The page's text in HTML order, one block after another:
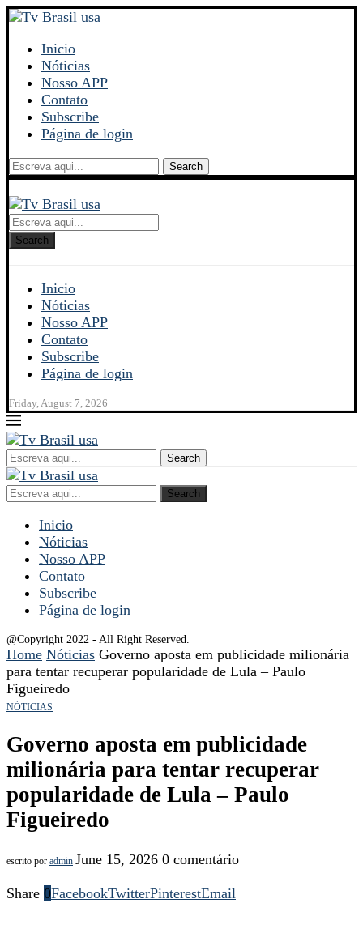
Inicio
Nóticias
Nosso APP
Contato
Subscribe
Página de login
Search
Search
Inicio
Nóticias
Nosso APP
Contato
Subscribe
Página de login
Friday, August 7, 2026
Search
Search
Inicio
Nóticias
Nosso APP
Contato
Subscribe
Página de login
@Copyright 2022 - All Right Reserved.
Home Nóticias Governo aposta em publicidade milionária
para tentar recuperar popularidade de Lula – Paulo
Figueiredo
NÓTICIAS
Governo aposta em publicidade
milionária para tentar recuperar
popularidade de Lula – Paulo
Figueiredo
escrito por admin June 15, 2026 0 comentário
Share 0FacebookTwitterPinterestEmail